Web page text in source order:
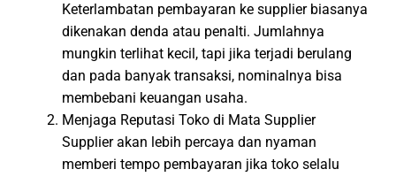
Keterlambatan pembayaran ke supplier biasanya
dikenakan denda atau penalti. Jumlahnya
mungkin terlihat kecil, tapi jika terjadi berulang
dan pada banyak transaksi, nominalnya bisa
membebani keuangan usaha.
Menjaga Reputasi Toko di Mata Supplier
Supplier akan lebih percaya dan nyaman
memberi tempo pembayaran jika toko selalu